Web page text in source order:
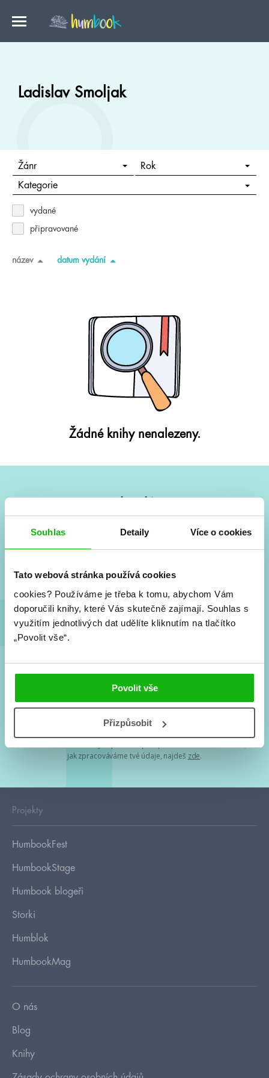
Souhlas Detaily Více o cookies
Tato webová stránka používá cookies
cookies? Používáme je třeba k tomu, abychom Vám
doporučili knihy, které Vás skutečně zajímají. Souhlas s
využitím jednotlivých dat udělíte kliknutím na tlačítko
„Povolit vše“.
Povolit vše
Přizpůsobit
Ladislav Smoljak
Žánr Rok
Kategorie
vydané
připravované
název datum vydání
Žádné knihy nenalezeny.
Vše kolem #youngadult každý měsíc rovnou do mailu!
a seriálové adaptace a další.
Souhlasím spodmínkami zpracování osobních údajů
Tvá e-mailová adresa je u nás v bezpečí. Přečti si
jak zpracováváme tvé údaje, najdeš zde.
Projekty
HumbookFest
HumbookStage
Humbook blogeři
Storki
Humblok
HumbookMag
O nás
Blog
Knihy